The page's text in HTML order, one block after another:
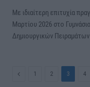
Με ιδιαίτερη επιτυχία
Μαρτίου 2026 στο
Δημιουργικών Πειραμάτων
Previous
1 2 3 4